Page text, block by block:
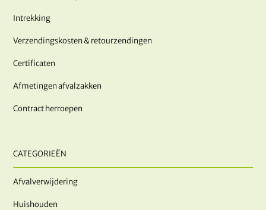
Intrekking
Verzendingskosten & retourzendingen
Certificaten
Afmetingen afvalzakken
Contract herroepen
CATEGORIEËN
Afvalverwijdering
Huishouden